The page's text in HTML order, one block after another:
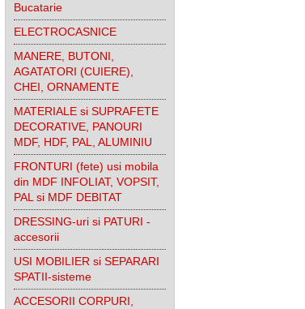
Bucatarie
ELECTROCASNICE
MANERE, BUTONI,
AGATATORI (CUIERE),
CHEI, ORNAMENTE
MATERIALE si SUPRAFETE
DECORATIVE, PANOURI
MDF, HDF, PAL, ALUMINIU
FRONTURI (fete) usi mobila
din MDF INFOLIAT, VOPSIT,
PAL si MDF DEBITAT
DRESSING-uri si PATURI -
accesorii
USI MOBILIER si SEPARARI
SPATII-sisteme
ACCESORII CORPURI,